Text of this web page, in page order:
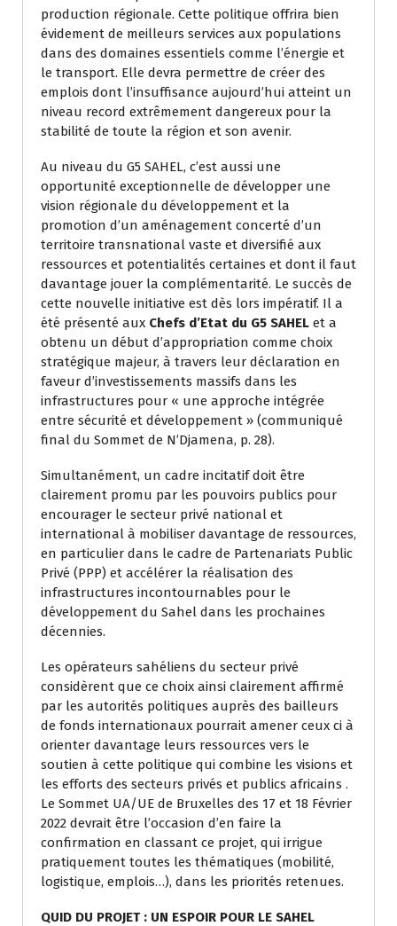
production régionale. Cette politique offrira bien
évidement de meilleurs services aux populations
dans des domaines essentiels comme l’énergie et
le transport. Elle devra permettre de créer des
emplois dont l’insuffisance aujourd’hui atteint un
niveau record extrêmement dangereux pour la
stabilité de toute la région et son avenir.
Au niveau du G5 SAHEL, c’est aussi une
opportunité exceptionnelle de développer une
vision régionale du développement et la
promotion d’un aménagement concerté d’un
territoire transnational vaste et diversifié aux
ressources et potentialités certaines et dont il faut
davantage jouer la complémentarité. Le succès de
cette nouvelle initiative est dès lors impératif. Il a
été présenté aux Chefs d’Etat du G5 SAHEL et a
obtenu un début d’appropriation comme choix
stratégique majeur, à travers leur déclaration en
faveur d’investissements massifs dans les
infrastructures pour « une approche intégrée
entre sécurité et développement » (communiqué
final du Sommet de N’Djamena, p. 28).
Simultanément, un cadre incitatif doit être
clairement promu par les pouvoirs publics pour
encourager le secteur privé national et
international à mobiliser davantage de ressources,
en particulier dans le cadre de Partenariats Public
Privé (PPP) et accélérer la réalisation des
infrastructures incontournables pour le
développement du Sahel dans les prochaines
décennies.
Les opérateurs sahéliens du secteur privé
considèrent que ce choix ainsi clairement affirmé
par les autorités politiques auprès des bailleurs
de fonds internationaux pourrait amener ceux ci à
orienter davantage leurs ressources vers le
soutien à cette politique qui combine les visions et
les efforts des secteurs privés et publics africains .
Le Sommet UA/UE de Bruxelles des 17 et 18 Février
2022 devrait être l’occasion d’en faire la
confirmation en classant ce projet, qui irrigue
pratiquement toutes les thématiques (mobilité,
logistique, emplois…), dans les priorités retenues.
QUID DU PROJET : UN ESPOIR POUR LE SAHEL